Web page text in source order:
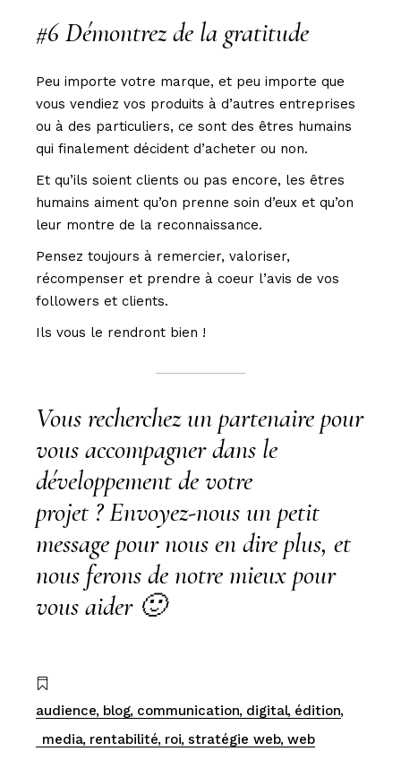
#6 Démontrez de la gratitude
Peu importe votre marque, et peu importe que
vous vendiez vos produits à d’autres entreprises
ou à des particuliers, ce sont des êtres humains
qui finalement décident d’acheter ou non.
Et qu’ils soient clients ou pas encore, les êtres
humains aiment qu’on prenne soin d’eux et qu’on
leur montre de la reconnaissance.
Pensez toujours à remercier, valoriser,
récompenser et prendre à coeur l’avis de vos
followers et clients.
Ils vous le rendront bien !
Vous recherchez un partenaire pour
vous accompagner dans le
développement de votre
projet ?Envoyez-nous un petit
messagepour nous en dire plus, et
nous ferons de notre mieux pour
vous aider 🙂
audience blog communication digital édition
media rentabilité roi stratégie web web